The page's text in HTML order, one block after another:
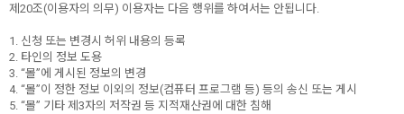
제20조(이용자의 의무) 이용자는 다음 행위를 하여서는 안됩니다.
1. 신청 또는 변경시 허위 내용의 등록
2. 타인의 정보 도용
3. “몰”에 게시된 정보의 변경
4. “몰”이 정한 정보 이외의 정보(컴퓨터 프로그램 등) 등의 송신 또는 게시
5. “몰” 기타 제3자의 저작권 등 지적재산권에 대한 침해